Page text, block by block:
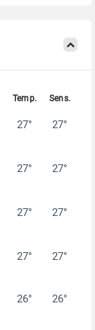
27° 27°
27° 27°
27° 27°
27° 27°
26° 26°